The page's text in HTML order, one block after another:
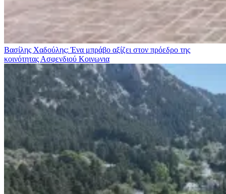
Βασίλης Χαδούλης: Ένα μπράβο αξίζει στον πρόεδρο της
κοινότητας Ασφενδιού Κοινωνια